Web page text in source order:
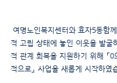
여명노인복지센터와 효자5동함
적 고립 상태에 놓인 이웃을 발굴
적 관계 회복을 지원하기 위해 「0
적으로」 사업을 새롭게 시작하였